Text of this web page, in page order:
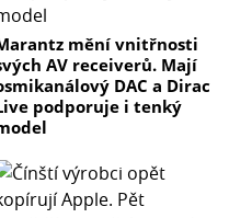
mění vnitřnosti
AV receiverů. Mají
DAC a Dirac
podporuje i tenký